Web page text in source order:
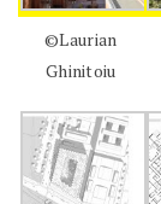
©Laurian
Ghinitoiu